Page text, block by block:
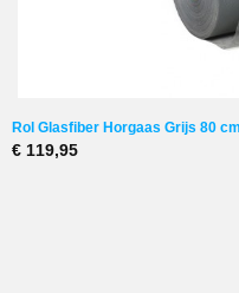
Rol Glasfiber Horgaas Grijs 80
€ 119,95